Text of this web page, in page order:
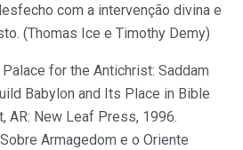
com a intervenção divina e
(Thomas Ice e Timothy Demy)
for the Antichrist: Saddam
Babylon and Its Place in Bible
AR: New Leaf Press, 1996.
Armagedom e o Oriente